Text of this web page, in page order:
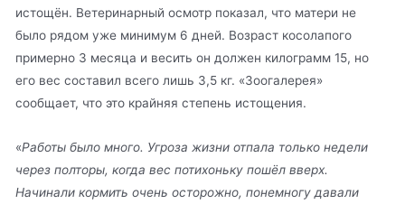
истощён. Ветеринарный осмотр показал, что матери не
было рядом уже минимум 6 дней. Возраст косолапого
примерно 3 месяца и весить он должен килограмм 15, но
его вес составил всего лишь 3,5 кг. «Зоогалерея»
сообщает, что это крайняя степень истощения.
«Работы было много. Угроза жизни отпала только недели
через полторы, когда вес потихоньку пошёл вверх.
Начинали кормить очень осторожно, понемногу давали